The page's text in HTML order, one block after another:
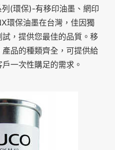
(環保)-有移印油墨、網印
環保油墨在台灣，佳因獨
，提供您最佳的品質。移
品的種類齊全，可提供給
一次性購足的需求。